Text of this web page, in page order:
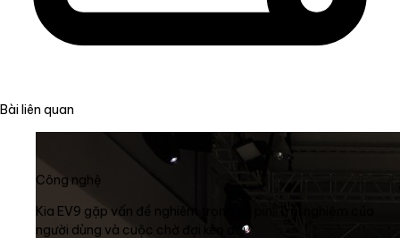
Bài liên quan
Công nghệ
Kia EV9 gặp vấn đề nghiêm trọng về pin: Trải nghiệm của
người dùng và cuộc chờ đợi kéo dài